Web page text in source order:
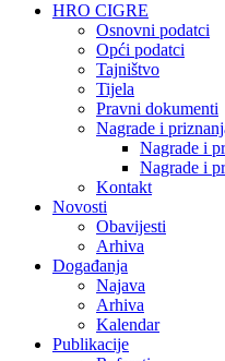
HRO CIGRE
Osnovni podatci​
Opći podatci
Tajništvo
Tijela
Pravni dokumenti
Nagrade i
Nagrade i
Nagrade i
Kontakt
Novosti
Obavijesti
Arhiva
Događanja
Najava
Arhiva
Kalendar
Publikacije